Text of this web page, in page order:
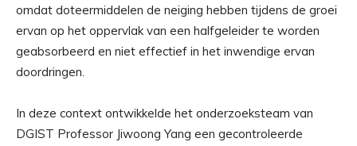
omdat doteermiddelen de neiging hebben tijdens de groei
ervan op het oppervlak van een halfgeleider te worden
geabsorbeerd en niet effectief in het inwendige ervan
doordringen.
In deze context ontwikkelde het onderzoeksteam van
DGIST Professor Jiwoong Yang een gecontroleerde